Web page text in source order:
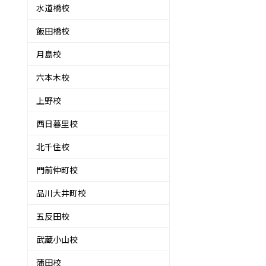
水道橋校
飯田橋校
月島校
六本木校
上野校
西日暮里校
北千住校
門前仲町校
品川大井町校
五反田校
武蔵小山校
蒲田校